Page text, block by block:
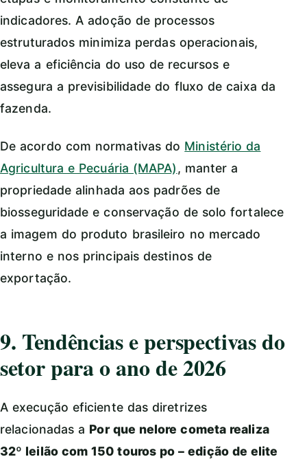
indicadores. A adoção de processos
estruturados minimiza perdas operacionais,
eleva a eficiência do uso de recursos e
assegura a previsibilidade do fluxo de caixa da
fazenda.
De acordo com normativas do Ministério da
Agricultura e Pecuária (MAPA), manter a
propriedade alinhada aos padrões de
biosseguridade e conservação de solo fortalece
a imagem do produto brasileiro no mercado
interno e nos principais destinos de
exportação.
9. Tendências e perspectivas do
setor para o ano de 2026
A execução eficiente das diretrizes
relacionadas a Por que nelore cometa realiza
32º leilão com 150 touros po – edição de elite